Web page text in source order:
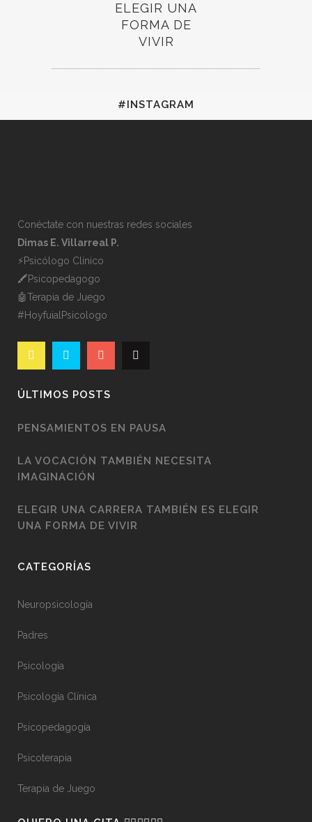
ELEGIR UNA
FORMA DE
VIVIR
#INSTAGRAM
Conéctate con nuestras redes sociales
Dimas E. Villarreal P.
⚡️Psicólogo Clínico
🖍Psicopedagogo
🤖Terapia de Juego
#HoyfuialPsicologo
ÚLTIMOS POSTS
PENSAMIENTOS EN PAUSA
LA VOCACIÓN TAMBIÉN NECESITA
IMAGINACIÓN
ELEGIR UNA CARRERA TAMBIÉN ES ELEGIR
UNA FORMA DE VIVIR
CATEGORÍAS
Neuropsicología
Padres
Psicología
Psicología Clínica
Psicopedagogía
Psicoterapia
Terapia de Juego